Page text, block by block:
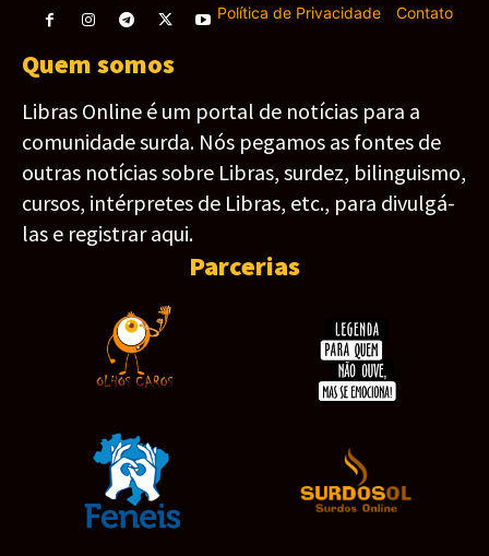
Política de Privacidade- Contato
Quem somos
Libras Online é um portal de notícias para a
comunidade surda. Nós pegamos as fontes de
outras notícias sobre Libras, surdez, bilinguismo,
cursos, intérpretes de Libras, etc., para divulgá-
las e registrar aqui.
Parcerias